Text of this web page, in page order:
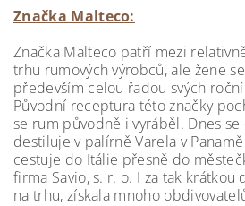
Značka Malteco:
Značka Malteco patří mezi
trhu rumových výrobců, ale žene
především celou řadou svých
Původní receptura této značky
se rum původně i vyráběl. Dnes
destiluje v palírně Varela v
cestuje do Itálie přesně do
firma Savio, s. r. o. I za tak krátkou
na trhu, získala mnoho